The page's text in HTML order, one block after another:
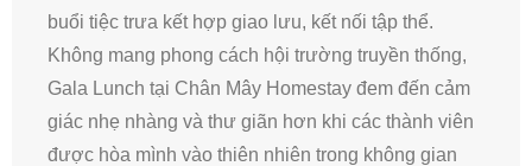
buổi tiệc trưa kết hợp giao lưu, kết nối tập thể.
Không mang phong cách hội trường truyền thống,
Gala Lunch tại Chân Mây Homestay đem đến cảm
giác nhẹ nhàng và thư giãn hơn khi các thành viên
được hòa mình vào thiên nhiên trong không gian